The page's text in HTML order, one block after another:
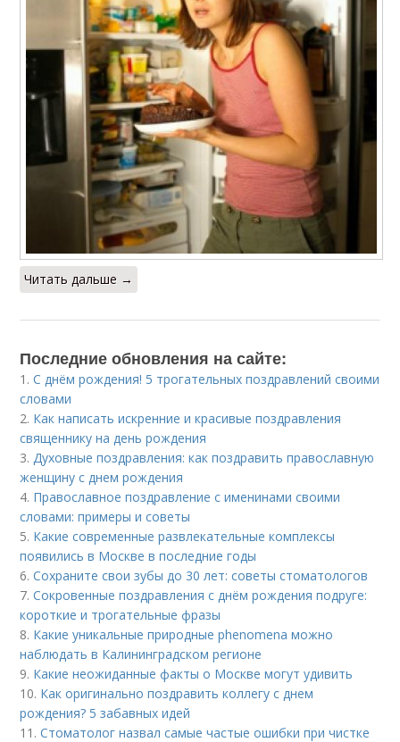
Читать дальше →
Последние обновления на сайте:
1.С днём рождения! 5 трогательных поздравлений своими
словами
2. Как написать искренние и красивые поздравления
священнику на день рождения
3. Духовные поздравления: как поздравить православную
женщину с днем рождения
4. Православное поздравление с именинами своими
словами: примеры и советы
5. Какие современные развлекательные комплексы
появились в Москве в последние годы
6.Сохраните свои зубы до 30 лет: советы стоматологов
7.Сокровенные поздравления с днём рождения подруге:
короткие и трогательные фразы
8. Какие уникальные природные phenomena можно
наблюдать в Калининградском регионе
9. Какие неожиданные факты о Москве могут удивить
10. Как оригинально поздравить коллегу с днем
рождения? 5 забавных идей
11.Стоматолог назвал самые частые ошибки при чистке